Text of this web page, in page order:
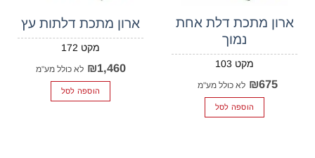
ארון מתכת דלת אחת
נמוך
103
₪675 לא כולל מע"מ
הוספה לסל
ארון מתכת דלתות עץ
172
₪1,460 לא כולל מע"מ
הוספה לסל